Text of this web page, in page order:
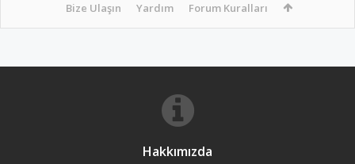
Bize Ulaşın Yardım Forum Kuralları
Hakkımızda